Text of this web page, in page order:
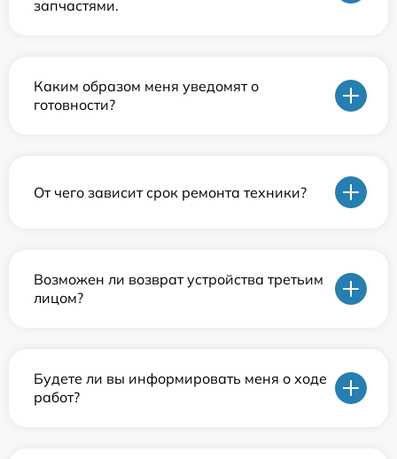
запчастями.
Каким образом меня уведомят о
готовности?
От чего зависит срок ремонта техники?
Возможен ли возврат устройства третьим
лицом?
Будете ли вы информировать меня о ходе
работ?